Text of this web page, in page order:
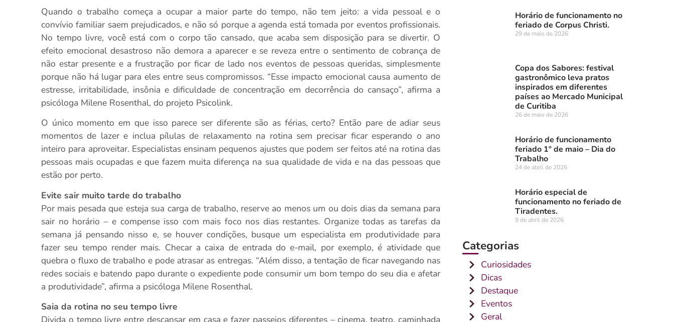
Quando o trabalho começa a ocupar a maior parte do tempo, não tem jeito: a vida pessoal e o
convívio familiar saem prejudicados, e não só porque a agenda está tomada por eventos profissionais.
No tempo livre, você está com o corpo tão cansado, que acaba sem disposição para se divertir. O
efeito emocional desastroso não demora a aparecer e se reveza entre o sentimento de cobrança de
não estar presente e a frustração por ficar de lado nos eventos de pessoas queridas, simplesmente
porque não há lugar para eles entre seus compromissos. “Esse impacto emocional causa aumento de
estresse, irritabilidade, insônia e dificuldade de concentração em decorrência do cansaço”, afirma a
psicóloga Milene Rosenthal, do projeto Psicolink.
O único momento em que isso parece ser diferente são as férias, certo? Então pare de adiar seus
momentos de lazer e inclua pílulas de relaxamento na rotina sem precisar ficar esperando o ano
inteiro para aproveitar. Especialistas ensinam pequenos ajustes que podem ser feitos até na rotina das
pessoas mais ocupadas e que fazem muita diferença na sua qualidade de vida e na das pessoas que
estão por perto.
Evite sair muito tarde do trabalho
Por mais pesada que esteja sua carga de trabalho, reserve ao menos um ou dois dias da semana para
sair no horário – e compense isso com mais foco nos dias restantes. Organize todas as tarefas da
semana já pensando nisso e, se houver condições, busque um especialista em produtividade para
fazer seu tempo render mais. Checar a caixa de entrada do e-mail, por exemplo, é atividade que
quebra o fluxo de trabalho e pode atrasar as entregas. “Além disso, a tentação de ficar navegando nas
redes sociais e batendo papo durante o expediente pode consumir um bom tempo do seu dia e afetar
a produtividade”, afirma a psicóloga Milene Rosenthal.
Saia da rotina no seu tempo livre
Divida o tempo livre entre descansar em casa e fazer passeios diferentes – cinema, teatro, caminhada
Horário de funcionamento no
feriado de Corpus Christi.
29 de maio de 2026
Copa dos Sabores: festival
gastronômico leva pratos
inspirados em diferentes
países ao Mercado Municipal
de Curitiba
26 de maio de 2026
Horário de funcionamento
feriado 1º de maio – Dia do
Trabalho
24 de abril de 2026
Horário especial de
funcionamento no feriado de
Tiradentes.
9 de abril de 2026
Categorias
Curiosidades
Dicas
Destaque
Eventos
Geral